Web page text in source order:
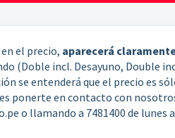
el precio, aparecerá
(Doble incl. Desayuno, Double
se entenderá que el precio es
ponerte en contacto con
o llamando a 7481400 de lunes